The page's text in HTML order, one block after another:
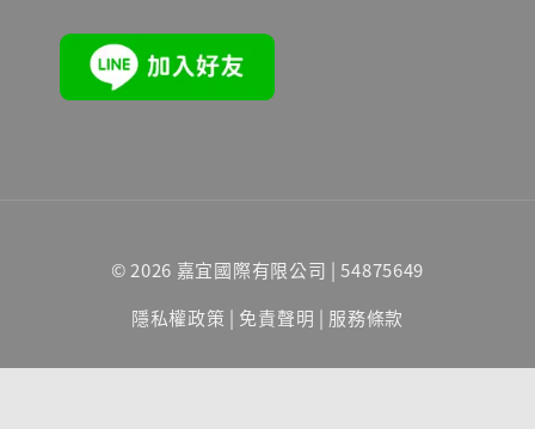
© 2026 嘉宜國際有限公司 | 54875649
隱私權政策 | 免責聲明 | 服務條款